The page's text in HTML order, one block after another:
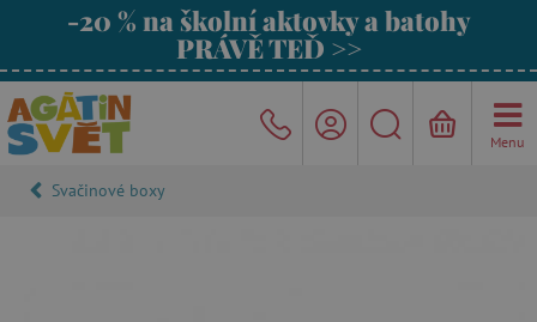
-20 % na školní aktovky a batohy
PRÁVĚ TEĎ >>
Menu
Svačinové boxy